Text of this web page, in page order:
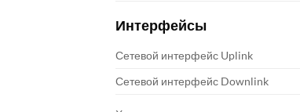
Интерфейсы
Сетевой интерфейс Uplink
Сетевой интерфейс Downlink